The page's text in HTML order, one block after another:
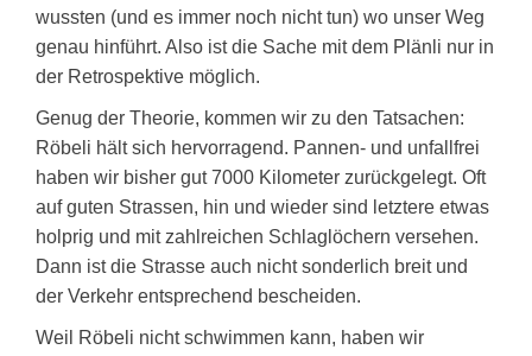
wussten (und es immer noch nicht tun) wo unser Weg
genau hinführt. Also ist die Sache mit dem Plänli nur in
der Retrospektive möglich.
Genug der Theorie, kommen wir zu den Tatsachen:
Röbeli hält sich hervorragend. Pannen- und unfallfrei
haben wir bisher gut 7000 Kilometer zurückgelegt. Oft
auf guten Strassen, hin und wieder sind letztere etwas
holprig und mit zahlreichen Schlaglöchern versehen.
Dann ist die Strasse auch nicht sonderlich breit und
der Verkehr entsprechend bescheiden.
Weil Röbeli nicht schwimmen kann, haben wir